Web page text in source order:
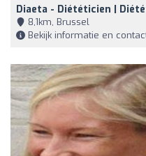
Diaeta - Diététicien |
8,1km, Brussel
Bekijk informatie en